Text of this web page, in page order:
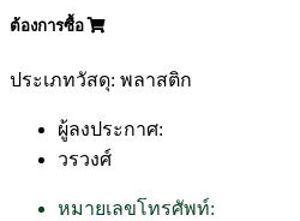
ต้องการซื้อ
ประเภทวัสดุ: พลาสติก
ผู้ลงประกาศ:
วรวงศ์
หมายเลขโทรศัพท์: